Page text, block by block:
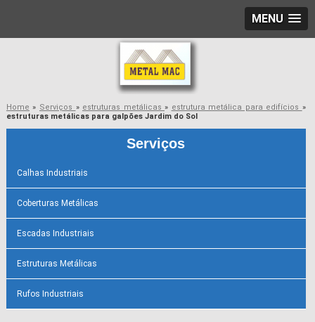
MENU
Home » Serviços » estruturas metálicas» estrutura metálica para edifícios »
estruturas metálicas para galpões Jardim do Sol
Serviços
Calhas Industriais
Coberturas Metálicas
Escadas Industriais
Estruturas Metálicas
Rufos Industriais